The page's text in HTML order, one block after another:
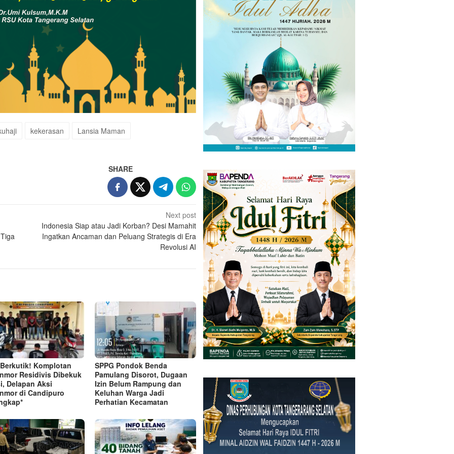
kekerasan
Lansia Maman
SHARE
Next post
Indonesia Siap atau Jadi Korban? Desi Mamahit
Ingatkan Ancaman dan Peluang Strategis di Era
Revolusi AI
Komplotan
Residivis Dibekuk
Delapan Aksi
di Candipuro
SPPG Pondok Benda
Pamulang Disorot, Dugaan
Izin Belum Rampung dan
Keluhan Warga Jadi
Perhatian Kecamatan